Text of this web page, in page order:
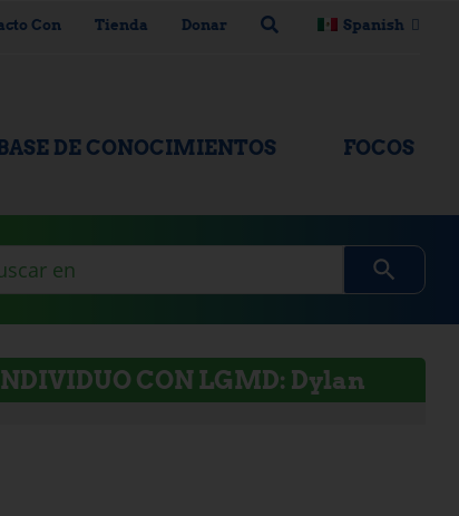
Con Tienda Donar Spanish
DE CONOCIMIENTOS FOCOS
CON LGMD: Dylan